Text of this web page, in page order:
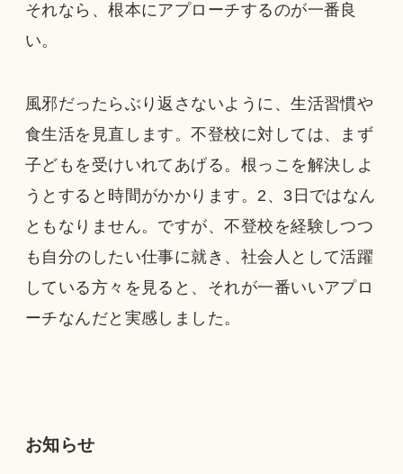
それなら、根本にアプローチするのが一番良
い。
風邪だったらぶり返さないように、生活習慣や
食生活を見直します。不登校に対しては、まず
子どもを受けいれてあげる。根っこを解決しよ
うとすると時間がかかります。2、3日ではなん
ともなりません。ですが、不登校を経験しつつ
も自分のしたい仕事に就き、社会人として活躍
している方々を見ると、それが一番いいアプロ
ーチなんだと実感しました。
お知らせ